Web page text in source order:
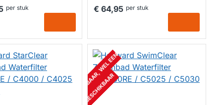
per stuk € 64,95 per stuk
N
I
E
T
M
E
E
R
L
E
V
E
R
B
A
A
R
,
W
E
L
E
E
N
A
L
T
E
R
N
A
T
I
E
F
B
E
S
C
H
I
K
B
A
A